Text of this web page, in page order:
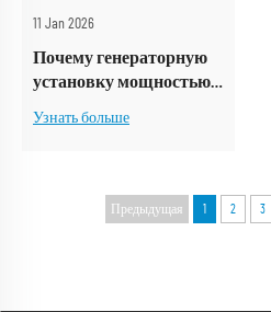
11 Jan 2026
Почему генераторную
установку мощностью
безопасно разместить в
предупреждение
Узнать больше
Предыдущая 1 2 3